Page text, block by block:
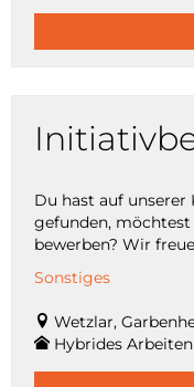
Du hast auf unserer
gefunden,
bewerben? Wir
Sonstiges
Wetzlar,
Hybrides Arbeiten